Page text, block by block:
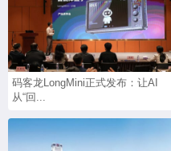
码客龙LongMini正式发布：让AI
从“回...